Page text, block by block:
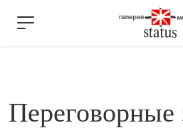
Переговорные